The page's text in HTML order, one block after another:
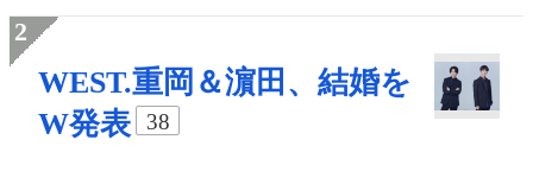
WEST.重岡＆濵田、結婚を
W発表
38